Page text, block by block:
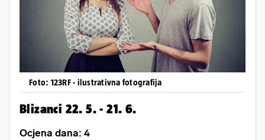
Foto: 123RF - ilustrativna fotografija
Blizanci 22. 5. - 21. 6.
Ocjena dana: 4